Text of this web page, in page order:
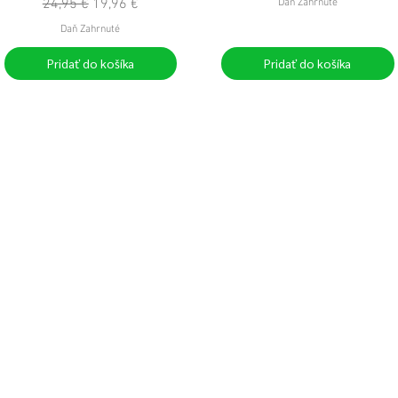
Normálna cena
24,95 € Zľavnená cena
19,96 €
Daň Zahrnuté
Pridať do košíka
Daň Zahrnuté
Pridať do košíka